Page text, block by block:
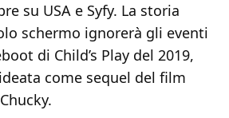
su USA e Syfy. La storia
schermo ignorerà gli eventi
di Child’s Play del 2019,
come sequel del film